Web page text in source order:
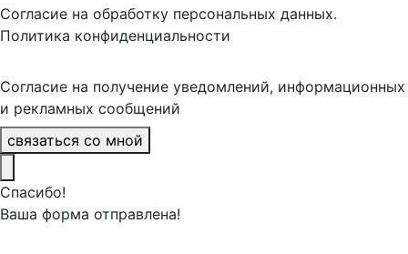
Согласие на обработку персональных данных.
Политика конфиденциальности
Согласие на получение уведомлений, информационных
и рекламных сообщений
связаться со мной
Спасибо!
Ваша форма отправлена!